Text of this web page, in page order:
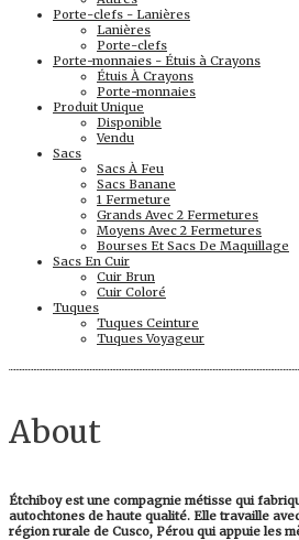
Porte-clefs - Lanières
Lanières
Porte-clefs
Porte-monnaies - Étuis à Crayons
Étuis À Crayons
Porte-monnaies
Produit Unique
Disponible
Vendu
Sacs
Sacs À Feu
Sacs Banane
1 Fermeture
Grands Avec 2 Fermetures
Moyens Avec 2 Fermetures
Bourses Et Sacs De Maquillage
Sacs En Cuir
Cuir Brun
Cuir Coloré
Tuques
Tuques Ceinture
Tuques Voyageur
About
Étchiboy est une compagnie métisse qui
autochtones de haute qualité. Elle travaille
région rurale de Cusco, Pérou qui appuie les